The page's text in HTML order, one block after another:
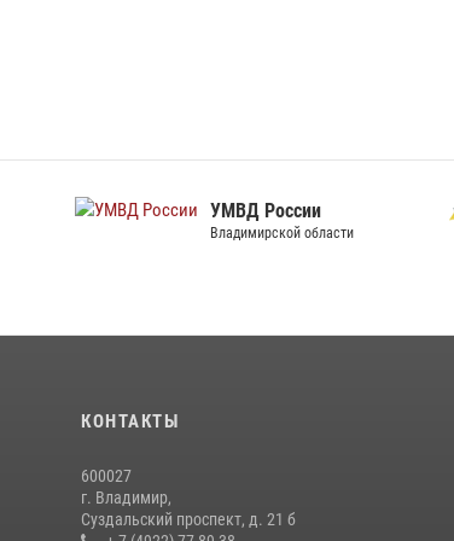
УМВД России
Владимирской области
КОНТАКТЫ
600027
г. Владимир,
Суздальский проспект, д. 21 б